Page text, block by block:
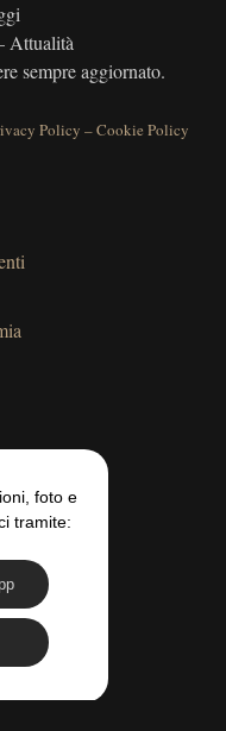
Attualità
sempre aggiornato.
Policy –Cookie Policy
foto e
tramite: